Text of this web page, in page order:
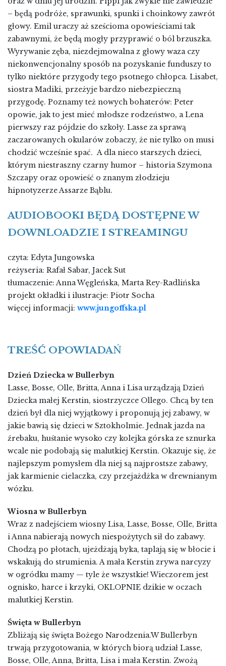
– będą podróże, sprawunki, spunki i choinkowy zawrót
głowy. Emil uraczy aż sześcioma opowieściami tak
zabawnymi, że będą mogły przyprawić o ból brzuszka.
Wyrywanie zęba, niezdejmowalna z głowy waza czy
niekonwencjonalny sposób na pozyskanie funduszy to
tylko niektóre przygody tego psotnego chłopca. Lisabet,
siostra Madiki, przeżyje bardzo niebezpieczną
przygodę. Poznamy też nowych bohaterów: Peter
opowie, jak to jest mieć młodsze rodzeństwo, a Lena
pierwszy raz pójdzie do szkoły. Lasse za sprawą
zaczarowanych okularów zobaczy, że nie tylko on musi
chodzić wcześnie spać. A dla nieco starszych dzieci,
którym niestraszny czarny humor – historia Szymona
Szczapy oraz opowieść o znanym złodzieju
hipnotyzerze Assarze Bąblu.
AUDIOBOOKI BĘDĄ DOSTĘPNE W
DOWNLOADZIE I STREAMINGU
czyta: Edyta Jungowska
reżyseria: Rafał Sabar, Jacek Sut
tłumaczenie: Anna Węgleńska, Marta Rey-Radlińska
projekt okładki i ilustracje: Piotr Socha
więcej informacji: www.jungoffska.pl
TREŚĆ OPOWIADAŃ
Dzień Dziecka w Bullerbyn
Lasse, Bosse, Olle, Britta, Anna i Lisa urządzają Dzień
Dziecka małej Kerstin, siostrzyczce Ollego. Chcą by ten
dzień był dla niej wyjątkowy i proponują jej zabawy, w
jakie bawią się dzieci w Sztokholmie. Jednak jazda na
źrebaku, huśtanie wysoko czy kolejka górska ze sznurka
wcale nie podobają się malutkiej Kerstin. Okazuje się, że
najlepszym pomysłem dla niej są najprostsze zabawy,
jak karmienie cielaczka, czy przejażdżka w drewnianym
wózku.
Wiosna w Bullerbyn
Wraz z nadejściem wiosny Lisa, Lasse, Bosse, Olle, Britta
i Anna nabierają nowych niespożytych sił do zabawy.
Chodzą po płotach, ujeżdżają byka, taplają się w błocie i
wskakują do strumienia. A mała Kerstin zrywa narcyzy
w ogródku mamy — tyle że wszystkie! Wieczorem jest
ognisko, harce i krzyki, OKLOPNIE dzikie w oczach
malutkiej Kerstin.
Święta w Bullerbyn
Zbliżają się święta Bożego Narodzenia.W Bullerbyn
trwają przygotowania, w których biorą udział Lasse,
Bosse, Olle, Anna, Britta, Lisa i mała Kerstin. Zwożą